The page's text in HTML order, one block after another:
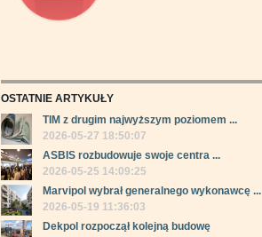
OSTATNIE ARTYKUŁY
TIM z drugim najwyższym poziomem ...
2026-05-27 18:50:07
ASBIS rozbudowuje swoje centra ...
2026-05-25 14:09:25
Marvipol wybrał generalnego wykonawcę ...
2026-05-19 11:36:03
Dekpol rozpoczął kolejną budowę